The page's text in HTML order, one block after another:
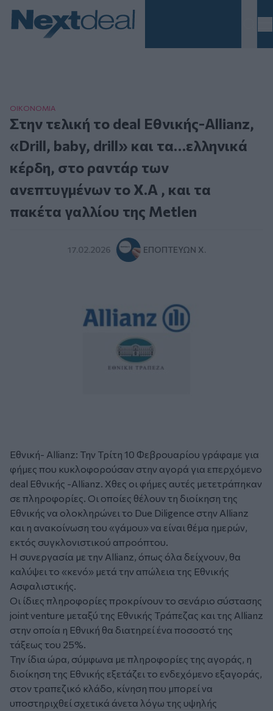
ΟΙΚΟΝΟΜΙΑ
Στην τελική το deal Εθνικής-Allianz,
«Drill, baby, drill» και τα…ελληνικά
κέρδη, στο ραντάρ των
ανεπτυγμένων το Χ.Α , και τα
πακέτα γαλλίου της Metlen
17.02.2026 ΕΠΟΠΤΕΎΩΝ Χ.
Εθνική- Allianz: Την Τρίτη 10 Φεβρουαρίου γράφαμε για
φήμες που κυκλοφορούσαν στην αγορά για επερχόμενο
deal Εθνικής -Allianz. Χθες οι φήμες αυτές μετετράπηκαν
σε πληροφορίες. Οι οποίες θέλουν τη διοίκηση της
Εθνικής να ολοκληρώνει το Due Diligence στην Allianz
και η ανακοίνωση του «γάμου» να είναι θέμα ημερών,
εκτός συγκλονιστικού απροόπτου.
Η συνεργασία με την Allianz, όπως όλα δείχνουν, θα
καλύψει το «κενό» μετά την απώλεια της Εθνικής
Ασφαλιστικής.
Οι ίδιες πληροφορίες προκρίνουν το σενάριο σύστασης
joint venture μεταξύ της Εθνικής Τράπεζας και της Allianz
στην οποία η Εθνική θα διατηρεί ένα ποσοστό της
τάξεως του 25%.
Την ίδια ώρα, σύμφωνα με πληροφορίες της αγοράς, η
διοίκηση της Εθνικής εξετάζει το ενδεχόμενο εξαγοράς,
στον τραπεζικό κλάδο, κίνηση που μπορεί να
υποστηριχθεί σχετικά άνετα λόγω της υψηλής